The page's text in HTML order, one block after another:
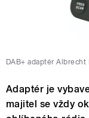
DAB+ adaptér Albrecht
Adaptér je
majitel se vždy